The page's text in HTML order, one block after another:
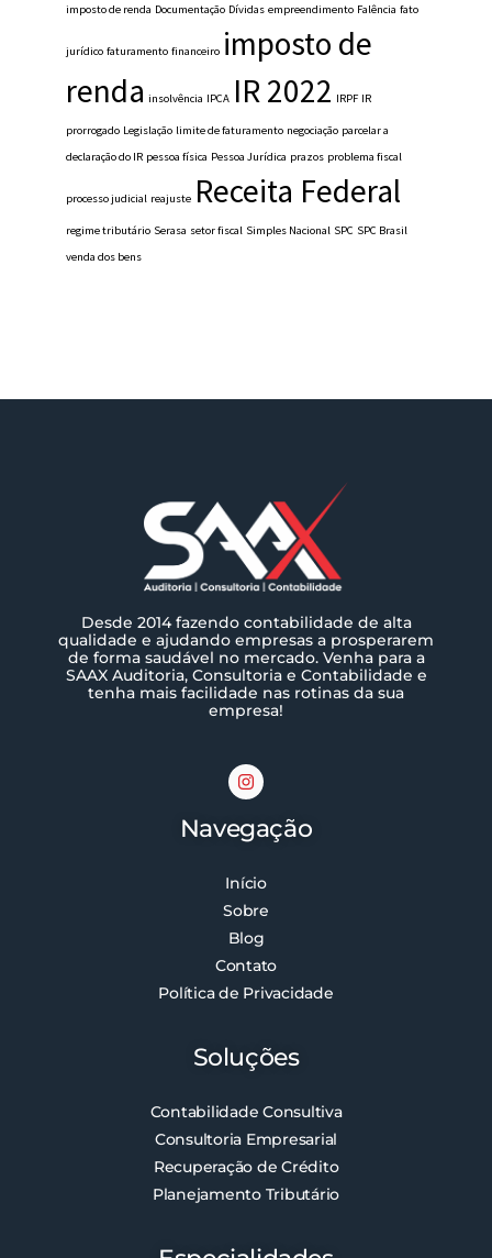
imposto de renda Documentação Dívidas empreendimento Falência fato
jurídico faturamento financeiro imposto de
renda insolvência IPCA IR 2022 IRPF IR
prorrogado Legislação limite de faturamento negociação parcelar a
declaração do IR pessoa física Pessoa Jurídica prazos problema fiscal
processo judicial reajuste Receita Federal
regime tributário Serasa setor fiscal Simples Nacional SPC SPC Brasil
venda dos bens
Desde 2014 fazendo contabilidade de alta
qualidade e ajudando empresas a prosperarem
de forma saudável no mercado. Venha para a
SAAX Auditoria, Consultoria e Contabilidade e
tenha mais facilidade nas rotinas da sua
empresa!
Navegação
Início
Sobre
Blog
Contato
Política de Privacidade
Soluções
Contabilidade Consultiva
Consultoria Empresarial
Recuperação de Crédito
Planejamento Tributário